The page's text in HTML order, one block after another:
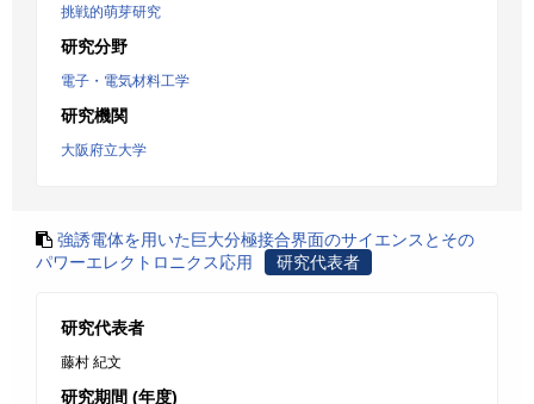
挑戦的萌芽研究
研究分野
電子・電気材料工学
研究機関
大阪府立大学
強誘電体を用いた巨大分極接合界面のサイエンスとその
パワーエレクトロニクス応用
研究代表者
研究代表者
藤村 紀文
研究期間 (年度)